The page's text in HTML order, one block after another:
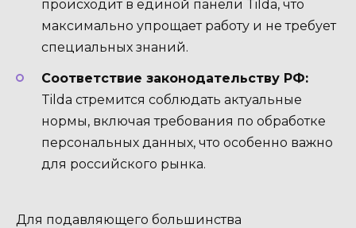
происходит в единой панели Tilda, что
максимально упрощает работу и не требует
специальных знаний.
Соответствие законодательству РФ:
Tilda стремится соблюдать актуальные
нормы, включая требования по обработке
персональных данных, что особенно важно
для российского рынка.
Для подавляющего большинства